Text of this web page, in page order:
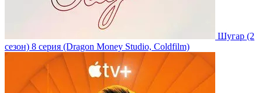
Шугар (2
сезон) 8 серия (Dragon Money Studio, Coldfilm)